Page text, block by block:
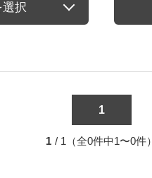
選択
1
1 / 1（全0件中1〜0件）